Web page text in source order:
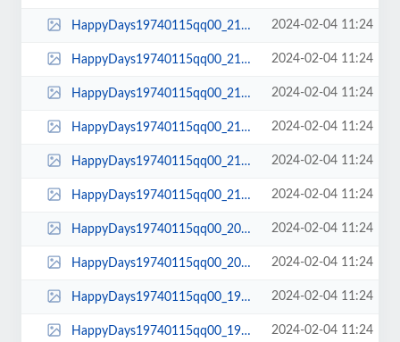
HappyDays19740115qq00_21_27qq00253.jpg 2024-02-04 11:24
HappyDays19740115qq00_21_23qq00252.jpg 2024-02-04 11:24
HappyDays19740115qq00_21_19qq00251.jpg 2024-02-04 11:24
HappyDays19740115qq00_21_17qq00250.jpg 2024-02-04 11:24
HappyDays19740115qq00_21_15qq00249.jpg 2024-02-04 11:24
HappyDays19740115qq00_21_07qq00248.jpg 2024-02-04 11:24
HappyDays19740115qq00_20_05qq00246.jpg 2024-02-04 11:24
HappyDays19740115qq00_20_02qq00245.jpg 2024-02-04 11:24
HappyDays19740115qq00_19_59qq00244.jpg 2024-02-04 11:24
HappyDays19740115qq00_19_57qq00243.jpg 2024-02-04 11:24